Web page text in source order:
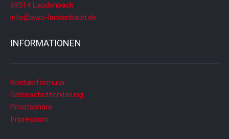
69514 Laudenbach
info@awo-laudenbach.de
INFORMATIONEN
Kontaktformular
Datenschutzerklärung
Privatsphäre
Impressum